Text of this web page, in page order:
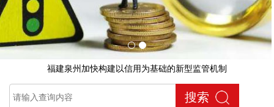
福建泉州加快构建以信用为基础的新型监管机制
搜索